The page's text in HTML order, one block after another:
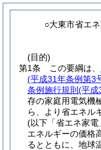
○大東市省エ
(目的)
第1条
この要綱は、
(平成31年条例第3
条例施行規則 (平成
存の家庭用電気機
ら、より省エネル
(以下「省エネ家電
エネルギーの価格
るとともに、地球